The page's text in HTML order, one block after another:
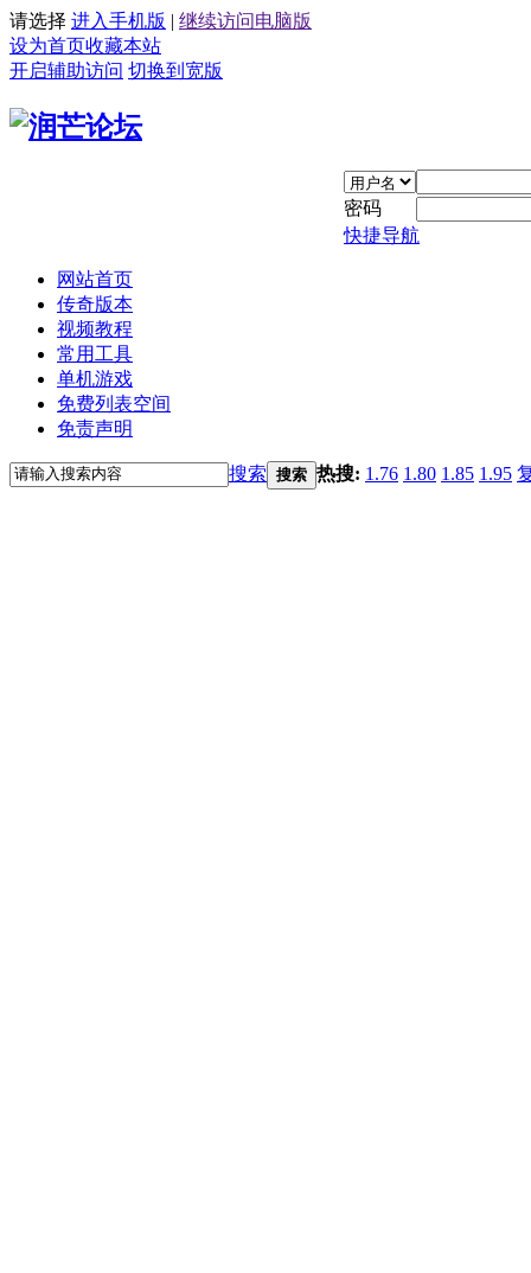
请选择 进入手机版 | 继续访问电脑版
设为首页收藏本站
开启辅助访问 切换到宽版
密码
快捷导航
网站首页
传奇版本
视频教程
常用工具
单机游戏
免费列表空间
免责声明
搜索 搜索 热搜: 1.76 1.80 1.85 1.95